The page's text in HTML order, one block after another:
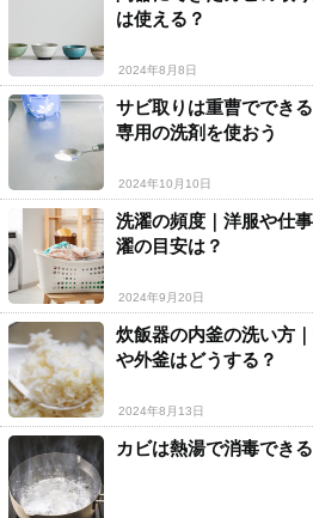
は使える？
2024年8月8日
サビ取りは重曹ででき
専用の洗剤を使おう
2024年10月10日
洗濯の頻度｜洋服や仕
濯の目安は？
2024年9月20日
炊飯器の内釜の洗い方
や外釜はどうする？
2024年8月13日
カビは熱湯で消毒でき